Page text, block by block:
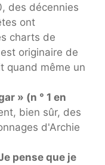
des décennies
ont
charts de
originaire de
quand même un
» (n ° 1 en
bien sûr, des
d'Archie
pense que je